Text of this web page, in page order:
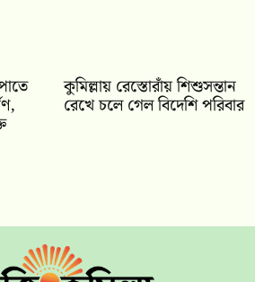
কুমিল্লায় রেস্তোরাঁয় শিশুসন্তান
রেখে চলে গেল বিদেশি পরিবার